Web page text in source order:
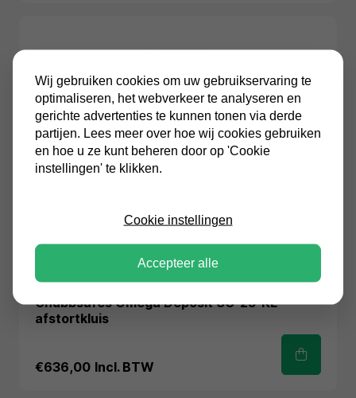
Chubbsafes
Chubbsafes Omega Deposit UG-25-KL
afstortkluis
€636,00 Incl. BTW
Wij gebruiken cookies om uw gebruikservaring te
optimaliseren, het webverkeer te analyseren en
gerichte advertenties te kunnen tonen via derde
partijen. Lees meer over hoe wij cookies gebruiken
en hoe u ze kunt beheren door op 'Cookie
instellingen' te klikken.
Cookie instellingen
Accepteer alle